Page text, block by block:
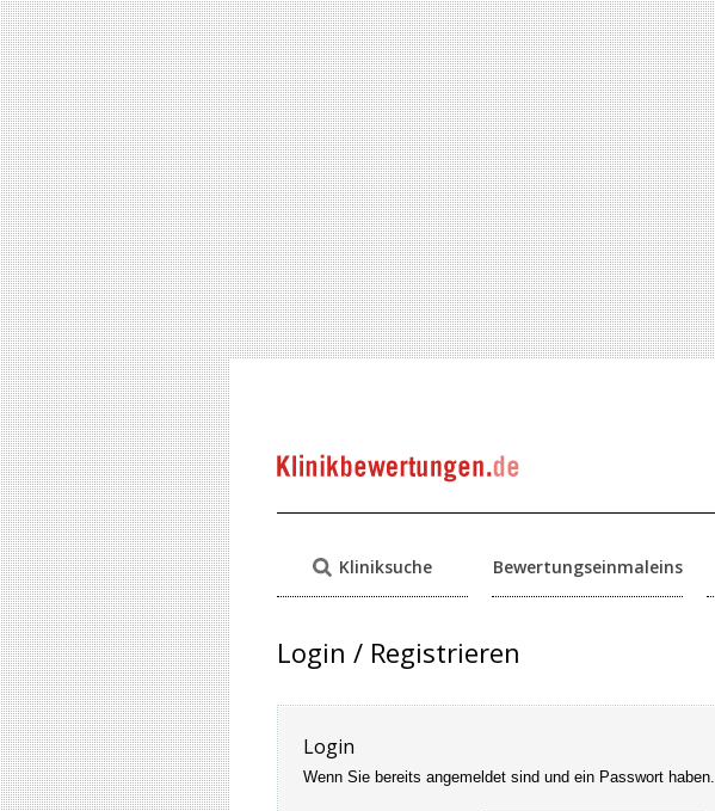
Kliniksuche Bewertungseinmaleins
Login / Registrieren
Login
Wenn Sie bereits angemeldet sind und ein Passwort haben.